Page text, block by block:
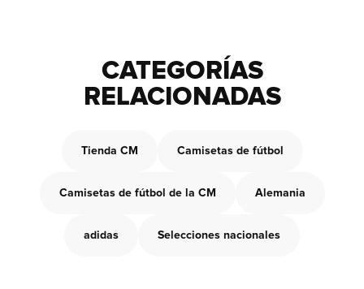
CATEGORÍAS
RELACIONADAS
Tienda CM Camisetas de fútbol
Camisetas de fútbol de la CM Alemania
adidas Selecciones nacionales